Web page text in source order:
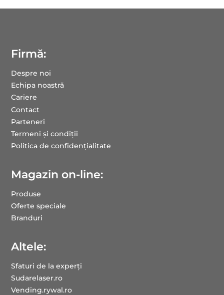
Firmă:
Despre noi
Echipa noastră
Cariere
Contact
Parteneri
Termeni și condiții
Politica de confidențialitate
Magazin on-line:
Produse
Oferte speciale
Branduri
Altele:
Sfaturi de la experți
Sudarelaser.ro
Vending.rywal.ro